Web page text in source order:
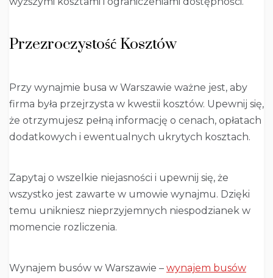
Przezroczystość Kosztów
Przy wynajmie busa w Warszawie ważne jest, aby
firma była przejrzysta w kwestii kosztów. Upewnij się,
że otrzymujesz pełną informację o cenach, opłatach
dodatkowych i ewentualnych ukrytych kosztach.
Zapytaj o wszelkie niejasności i upewnij się, że
wszystko jest zawarte w umowie wynajmu. Dzięki
temu unikniesz nieprzyjemnych niespodzianek w
momencie rozliczenia.
Wynajem busów w Warszawie – wynajem busów